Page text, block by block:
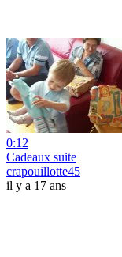
0:12
Cadeaux suite
crapouillotte45
il y a 17 ans